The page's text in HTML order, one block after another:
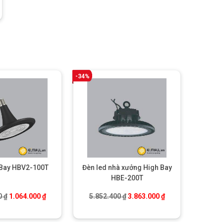
₫.
HBV2-100T
₫ Giá gốc là: 1.612.400 ₫.
1.064.000₫Giá hiện tại là: 1.064.000 ₫.
-34%
Đèn led nhà xưởng High Bay
HBE-200T
5.852.400₫ Giá gốc là: 5.852.400 ₫.
3.863.000₫Giá hiện tại là: